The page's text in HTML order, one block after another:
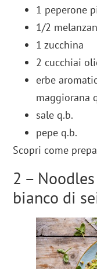
1 peperone
1/2
1 zucchina
2 cucchiai
erbe
maggiorana
sale q.b.
pepe q.b.
Scopri come
2 –
bianco di